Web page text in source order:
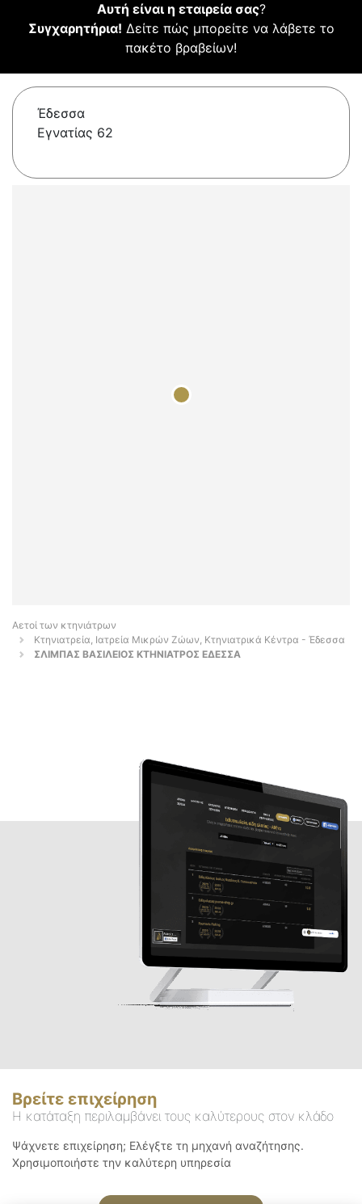
Αυτή είναι η εταιρεία σας?
Συγχαρητήρια! Δείτε πώς μπορείτε να λάβετε το
πακέτο βραβείων!
Έδεσσα
Εγνατίας 62
Αετοί των κτηνιάτρων
Κτηνιατρεία, Ιατρεία Μικρών Ζώων, Κτηνιατρικά Κέντρα - Έδεσσα
ΣΛΙΜΠΑΣ ΒΑΣΙΛΕΙΟΣ ΚΤΗΝΙΑΤΡΟΣ ΕΔΕΣΣΑ
Βρείτε επιχείρηση
Η κατάταξη περιλαμβάνει τους καλύτερους στον κλάδο
Ψάχνετε επιχείρηση; Ελέγξτε τη μηχανή αναζήτησης.
Χρησιμοποιήστε την καλύτερη υπηρεσία